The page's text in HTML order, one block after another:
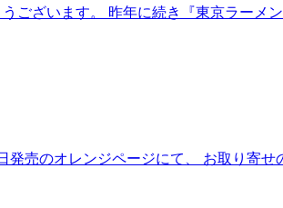
ございます。 昨年に続き『東京ラーメ
発売のオレンジページにて、 お取り寄